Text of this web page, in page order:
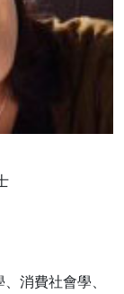
消費社會學、